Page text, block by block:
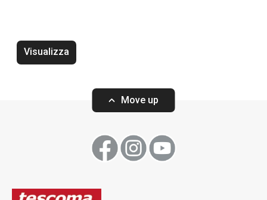
Visualizza
Move up